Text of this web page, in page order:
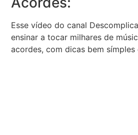
Esse vídeo do canal
ensinar a tocar milhares de
acordes, com dicas bem símples